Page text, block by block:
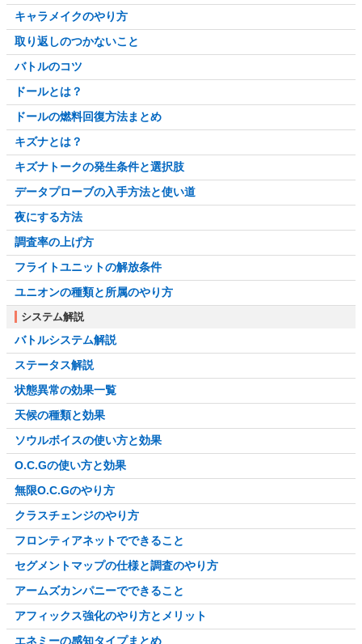
キャラメイクのやり方
取り返しのつかないこと
バトルのコツ
ドールとは？
ドールの燃料回復方法まとめ
キズナとは？
キズナトークの発生条件と選択肢
データプローブの入手方法と使い道
夜にする方法
調査率の上げ方
フライトユニットの解放条件
ユニオンの種類と所属のやり方
システム解説
バトルシステム解説
ステータス解説
状態異常の効果一覧
天候の種類と効果
ソウルボイスの使い方と効果
O.C.Gの使い方と効果
無限O.C.Gのやり方
クラスチェンジのやり方
フロンティアネットでできること
セグメントマップの仕様と調査のやり方
アームズカンパニーでできること
アフィックス強化のやり方とメリット
エネミーの感知タイプまとめ